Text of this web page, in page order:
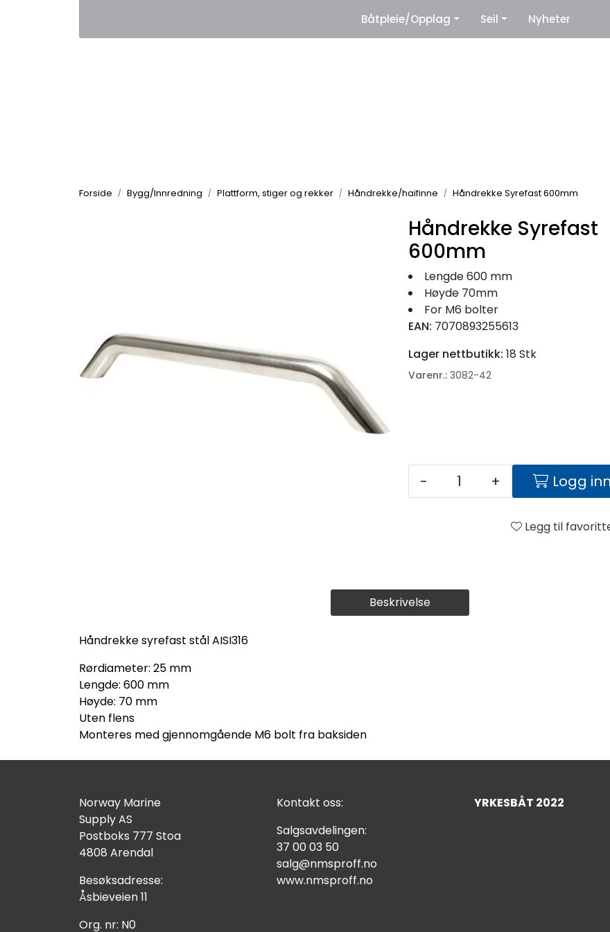
Leverandører
Båtpleie/Opplag Seil Nyheter
Forside Bygg/Innredning Plattform, stiger og rekker Håndrekke/haifinne Håndrekke Syrefast 600mm
Beskrivelse
Håndrekke syrefast stål AISI316
Rørdiameter: 25 mm
Lengde: 600 mm
Høyde: 70 mm
Uten flens
Monteres med gjennomgående M6 bolt fra baksiden
Håndrekke Syrefast
600mm
Lengde 600 mm
Høyde 70mm
For M6 bolter
EAN: 7070893255613
Lager nettbutikk: 18 Stk
Varenr.: 3082-42
- + Logg
Legg til
Norway Marine
Supply AS
Postboks 777 Stoa
4808 Arendal
Besøksadresse:
Åsbieveien 11
Org. nr: N0
Kontakt oss:
Salgsavdelingen:
37 00 03 50
salg@nmsproff.no
www.nmsproff.no
YRKESBÅT 2022